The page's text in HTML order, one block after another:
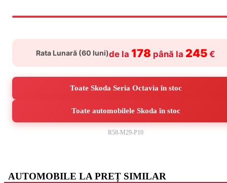
Rata Lunară (60 luni)de la 178 până la 245 €
Toate Skoda Seria Octavia în stoc
Toate automobilele Skoda în stoc
R58-M29-P10
AUTOMOBILE LA PREȚ SIMILAR